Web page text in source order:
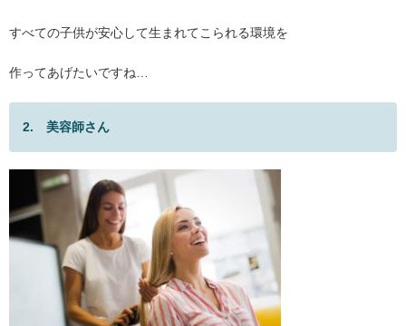
すべての子供が安心して生まれてこられる環境を
作ってあげたいですね…
2. 美容師さん